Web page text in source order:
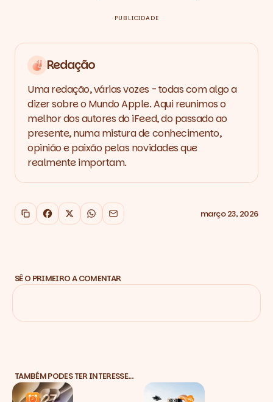
PUBLICIDADE
Redação
Uma redação, várias vozes - todas com algo a
dizer sobre o Mundo Apple. Aqui reunimos o
melhor dos autores do iFeed, do passado ao
presente, numa mistura de conhecimento,
opinião e paixão pelas novidades que
realmente importam.
Copiar link
Facebook
X WhatsApp
Email março 23, 2026
SÊ O PRIMEIRO A COMENTAR
TAMBÉM PODES TER INTERESSE…